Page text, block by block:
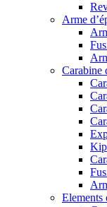
Arme
Carabine
Elements